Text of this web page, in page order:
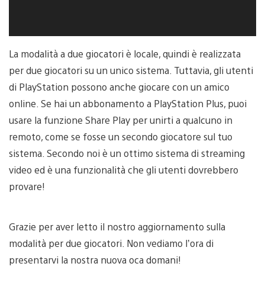
La modalità a due giocatori è locale, quindi è realizzata
per due giocatori su un unico sistema. Tuttavia, gli utenti
di PlayStation possono anche giocare con un amico
online. Se hai un abbonamento a PlayStation Plus, puoi
usare la funzione Share Play per unirti a qualcuno in
remoto, come se fosse un secondo giocatore sul tuo
sistema. Secondo noi è un ottimo sistema di streaming
video ed è una funzionalità che gli utenti dovrebbero
provare!
Grazie per aver letto il nostro aggiornamento sulla
modalità per due giocatori. Non vediamo l’ora di
presentarvi la nostra nuova oca domani!